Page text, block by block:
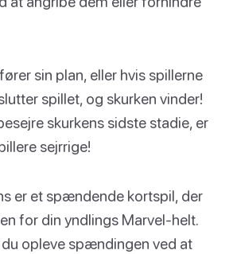
sin plan, eller hvis spillerne
spillet, og skurken vinder!
skurkens sidste stadie, er
sejrrige!
er et spændende kortspil, der
for din yndlings Marvel-helt.
opleve spændingen ved at